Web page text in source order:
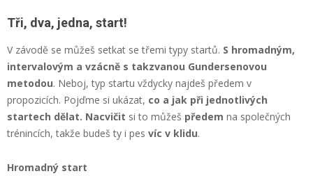
Tři, dva, jedna, start!
V závodě se můžeš setkat se třemi typy startů. S hromadným,
intervalovým a vzácně s takzvanou Gundersenovou
metodou. Neboj, typ startu vždycky najdeš předem v
propozicích. Pojďme si ukázat, co a jak při jednotlivých
startech dělat. Nacvičit si to můžeš předem na společných
trénincích, takže budeš ty i pes víc v klidu.
Hromadný start